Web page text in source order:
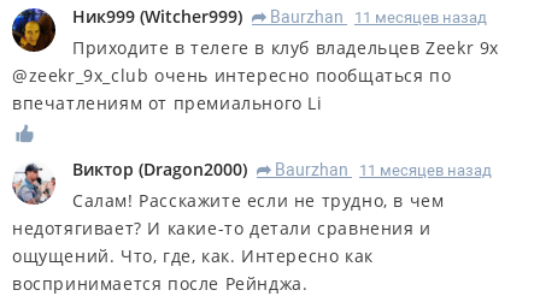
Ник999 (Witcher999) R Baurzhan 11 месяцев назад
Приходите в телеге в клуб владельцев Zeekr 9x
@zeekr_9x_club очень интересно пообщаться по
впечатлениям от премиального Li
Виктор (Dragon2000) R Baurzhan 11 месяцев назад
Салам! Расскажите если не трудно, в чем
недотягивает? И какие-то детали сравнения и
ощущений. Что, где, как. Интересно как
воспринимается после Рейнджа.